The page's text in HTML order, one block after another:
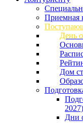
Приемная
День
Дом
2027)
Дни